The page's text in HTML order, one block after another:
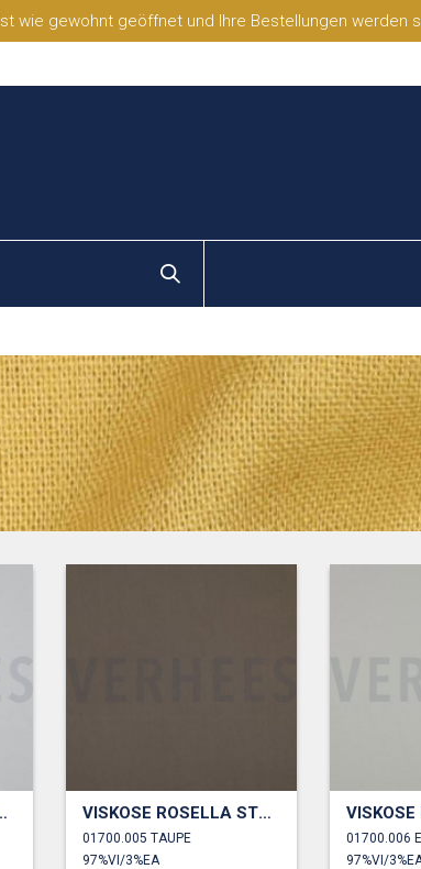
wie gewohnt geöffnet und Ihre Bestellungen werden
STRETCH VISKOSE ROSELLA STRETCH
01700.005 TAUPE
97%VI/3%EA
01700.006
97%VI/